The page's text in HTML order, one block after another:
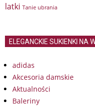
latki Tanie ubrania
ELEGANCKIE SUKIENKI NA
adidas
Akcesoria damskie
Aktualności
Baleriny